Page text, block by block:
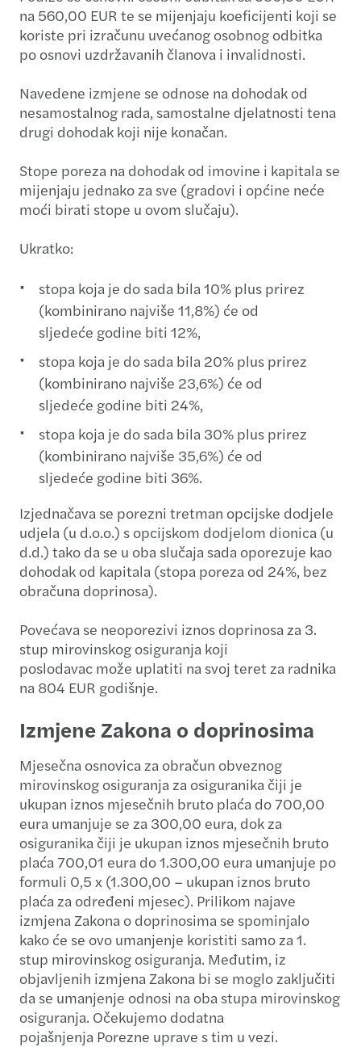
na 560,00 EUR te se mijenjaju koeficijenti koji se
koriste pri izračunu uvećanog osobnog odbitka
po osnovi uzdržavanih članova i invalidnosti.
Navedene izmjene se odnose na dohodak od
nesamostalnog rada, samostalne djelatnosti tena
drugi dohodak koji nije konačan.
Stope poreza na dohodak od imovine i kapitala se
mijenjaju jednako za sve (gradovi i općine neće
moći birati stope u ovom slučaju).
Ukratko:
stopa koja je do sada bila 10% plus prirez
(kombinirano najviše 11,8%) će od
sljedeće godine biti 12%,
stopa koja je do sada bila 20% plus prirez
(kombinirano najviše 23,6%) će od
sljedeće godine biti 24%,
stopa koja je do sada bila 30% plus prirez
(kombinirano najviše 35,6%) će od
sljedeće godine biti 36%.
Izjednačava se porezni tretman opcijske dodjele
udjela (u d.o.o.) s opcijskom dodjelom dionica (u
d.d.) tako da se u oba slučaja sada oporezuje kao
dohodak od kapitala (stopa poreza od 24%, bez
obračuna doprinosa).
Povećava se neoporezivi iznos doprinosa za 3.
stup mirovinskog osiguranja koji
poslodavac može uplatiti na svoj teret za radnika
na 804 EUR godišnje.
Izmjene Zakona o doprinosima
Mjesečna osnovica za obračun obveznog
mirovinskog osiguranja za osiguranika čiji je
ukupan iznos mjesečnih bruto plaća do 700,00
eura umanjuje se za 300,00 eura, dok za
osiguranika čiji je ukupan iznos mjesečnih bruto
plaća 700,01 eura do 1.300,00 eura umanjuje po
formuli 0,5 x (1.300,00 – ukupan iznos bruto
plaća za određeni mjesec). Prilikom najave
izmjena Zakona o doprinosima se spominjalo
kako će se ovo umanjenje koristiti samo za 1.
stup mirovinskog osiguranja. Međutim, iz
objavljenih izmjena Zakona bi se moglo zaključiti
da se umanjenje odnosi na oba stupa mirovinskog
osiguranja. Očekujemo dodatna
pojašnjenja Porezne uprave s tim u vezi.